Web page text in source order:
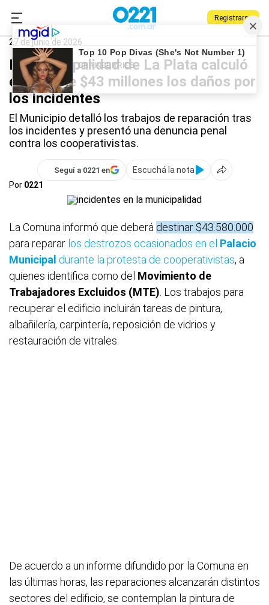
Registrarse
0221.com.ar
Municipalidad de La Plata
27 de junio de 2026
La Municipalidad de La Plata calculó
en más de $43 millones los daños por
los incidentes
El Municipio detalló los trabajos de reparación tras
los incidentes y presentó una denuncia penal
contra los cooperativistas.
Seguí a 0221 en
Escuchá la nota
Por 0221
La Comuna informó que deberá destinar $43.580.000
para reparar los destrozos ocasionados en el Palacio
Municipal durante la protesta de cooperativistas, a
quienes identifica como del Movimiento de
Trabajadores Excluidos (MTE) . Los trabajos para
recuperar el edificio incluirán tareas de pintura,
albañilería, carpintería, reposición de vidrios y
restauración de vitrales.
De acuerdo a un informe difundido por la Comuna en
las últimas horas, las reparaciones alcanzarán distintos
sectores del edificio, se contemplan la pintura de